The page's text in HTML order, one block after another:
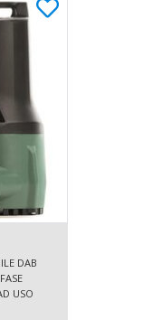
DAB
USO